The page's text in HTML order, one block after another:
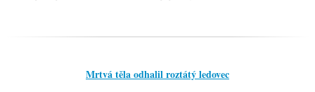
Mrtvá těla odhalil roztátý ledovec